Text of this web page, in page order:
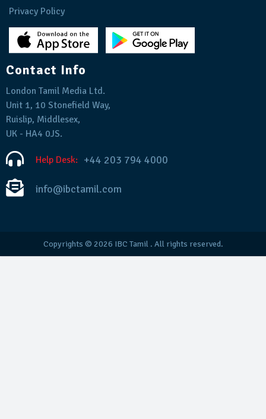
Privacy Policy
Contact Info
London Tamil Media Ltd.
Unit 1, 10 Stonefield Way,
Ruislip, Middlesex,
UK - HA4 0JS.
Help Desk: +44 203 794 4000
info@ibctamil.com
Copyrights © 2026 IBC Tamil. All rights reserved.